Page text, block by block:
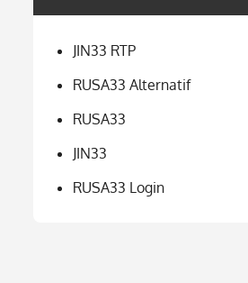
JIN33 RTP
RUSA33 Alternatif
RUSA33
JIN33
RUSA33 Login